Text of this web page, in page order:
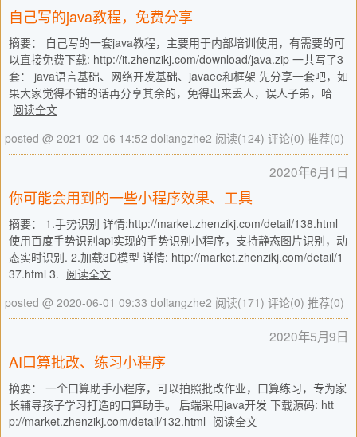
自己写的java教程，免费分享
摘要： 自己写的一套java教程，主要用于内部培训使用，有需要的可
以直接免费下载: http://it.zhenzikj.com/download/java.zip 一共写了3
套： java语言基础、网络开发基础、javaee和框架 先分享一套吧，如
果大家觉得不错的话再分享其余的，免得出来丢人，误人子弟，哈
阅读全文
posted @ 2021-02-06 14:52 doliangzhe2 阅读(124) 评论(0) 推荐(0)
2020年6月1日
你可能会用到的一些小程序效果、工具
摘要： 1.手势识别 详情:http://market.zhenzikj.com/detail/138.html
使用百度手势识别api实现的手势识别小程序，支持静态图片识别，动
态实时识别. 2.加载3D模型 详情: http://market.zhenzikj.com/detail/1
37.html 3. 阅读全文
posted @ 2020-06-01 09:33 doliangzhe2 阅读(171) 评论(0) 推荐(0)
2020年5月9日
AI口算批改、练习小程序
摘要： 一个口算助手小程序，可以拍照批改作业，口算练习，专为家
长辅导孩子学习打造的口算助手。 后端采用java开发 下载源码: htt
p://market.zhenzikj.com/detail/132.html 阅读全文